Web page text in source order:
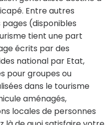
Entre autres
(disponibles
tient une part
écrits par des
national par Etat,
pour groupes ou
dans le tourisme
aménagés,
locales de personnes